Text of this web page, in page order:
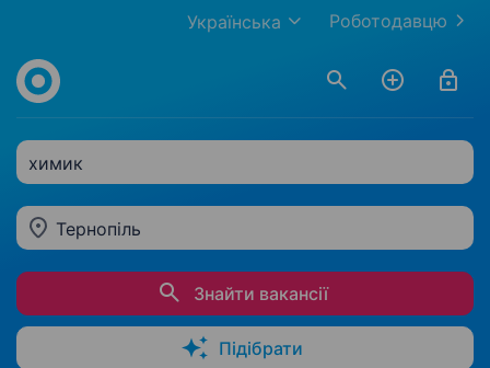
Роботодавцю
Українська
химик
Тернопіль
Знайти вакансії
Підібрати